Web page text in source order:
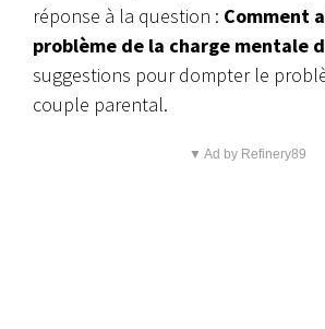
réponse à la question : Comment
problème de la charge mentale
suggestions pour dompter le
couple parental.
▼ Ad by Refinery89